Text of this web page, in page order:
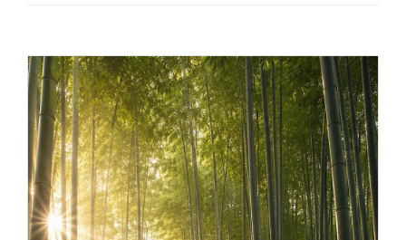
Provider ECM
Catalogo corsi
Chi siamo
Contatti